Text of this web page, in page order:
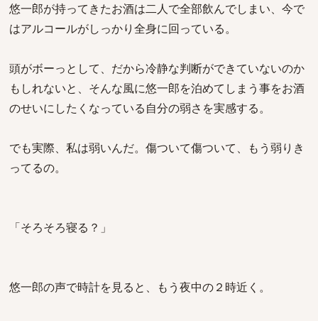
悠一郎が持ってきたお酒は二人で全部飲んでしまい、今で
はアルコールがしっかり全身に回っている。
頭がボーっとして、だから冷静な判断ができていないのか
もしれないと、そんな風に悠一郎を泊めてしまう事をお酒
のせいにしたくなっている自分の弱さを実感する。
でも実際、私は弱いんだ。傷ついて傷ついて、もう弱りき
ってるの。
「そろそろ寝る？」
悠一郎の声で時計を見ると、もう夜中の２時近く。